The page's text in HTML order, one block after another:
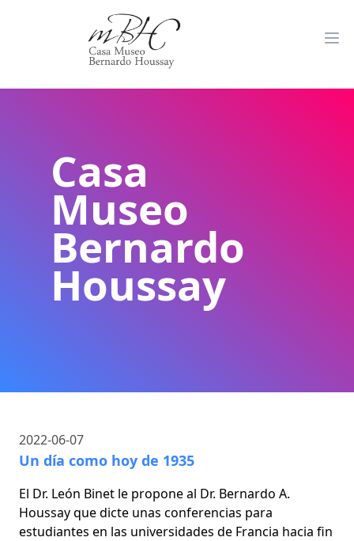
Casa
Museo
Bernardo
Houssay
2022-06-07
Un día como hoy de 1935
El Dr. León Binet le propone al Dr. Bernardo A.
Houssay que dicte unas conferencias para
estudiantes en las universidades de Francia hacia fin